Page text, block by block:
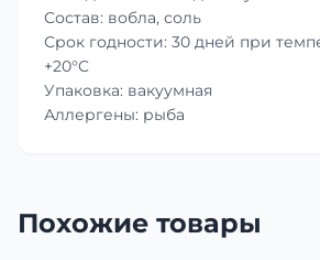
Состав: вобла, соль
Срок годности: 30 дней при
+20°C
Упаковка: вакуумная
Аллергены: рыба
Похожие товары